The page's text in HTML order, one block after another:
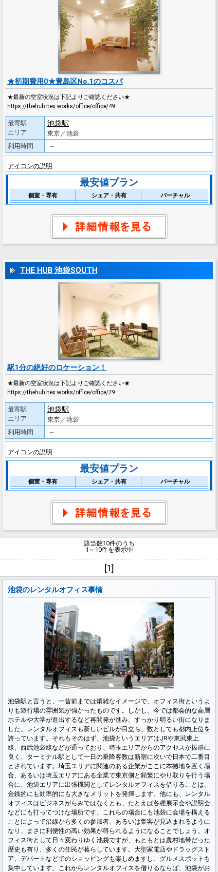
★初期費用0★豊島区No.1のコスパ
★最新の空室状況は下記よりご確認ください★
https://thehub.nex.works/office/office/49
最寄駅
エリア
池袋駅
東京／池袋
利用時間
:～:
アイコンの説明
最安値プラン
個室・専有 シェア・共有 バーチャル
THE HUB 池袋SOUTH
駅1分の絶好のロケーション！
★最新の空室状況は下記よりご確認ください★
https://thehub.nex.works/office/office/79
最寄駅
エリア
池袋駅
東京／池袋
利用時間
:～:
アイコンの説明
最安値プラン
個室・専有 シェア・共有 バーチャル
該当数10件のうち
1～10件を表示中
[1]
池袋のレンタルオフィス事情
池袋駅と言うと、一昔前までは煩雑なイメージで、オフィス街というよ
りも遊行場の雰囲気が強かったものです。しかし、今では都会的な高層
ホテルや大学が進出するなど再開発が進み、すっかり明るい街になりま
した。レンタルオフィスも新しいビルが目立ち、数としても都内上位を
誇っています。それもそのはず、池袋というエリアはJRや東武東上
線、西武池袋線などが通っており、埼玉エリアからのアクセスが抜群に
良く、ターミナル駅として一日の乗降客数は新宿に次いで日本で二番目
とされています。埼玉エリアに関連のある企業がここに本拠地を置く場
合、あるいは埼玉エリアにある企業で東京側と頻繁にやり取りを行う場
合に、池袋エリアに出張機関としてレンタルオフィスを借りることは、
金銭的にも効率的にも大きなメリットを発揮します。他にも、レンタル
オフィスはビジネスがらみではなくとも、たとえば各種展示会や説明会
などにも打ってつけな場所です。これらの場合にも池袋に会場を構える
ことによって沿線から多くの参加者、あるいは集客が見込まれるように
なり、まさに利便性の高い効果が得られるようになることでしょう。オ
フィス街として日々変わりゆく池袋ですが、もともとは農村地帯だった
歴史も有り、多くの住民が暮らしています。大型家電店やドラッグスト
ア、デパートなどでのショッピングも楽しめますし、グルメスポットも
集中しています。これからレンタルオフィスを借りるならば、池袋がお